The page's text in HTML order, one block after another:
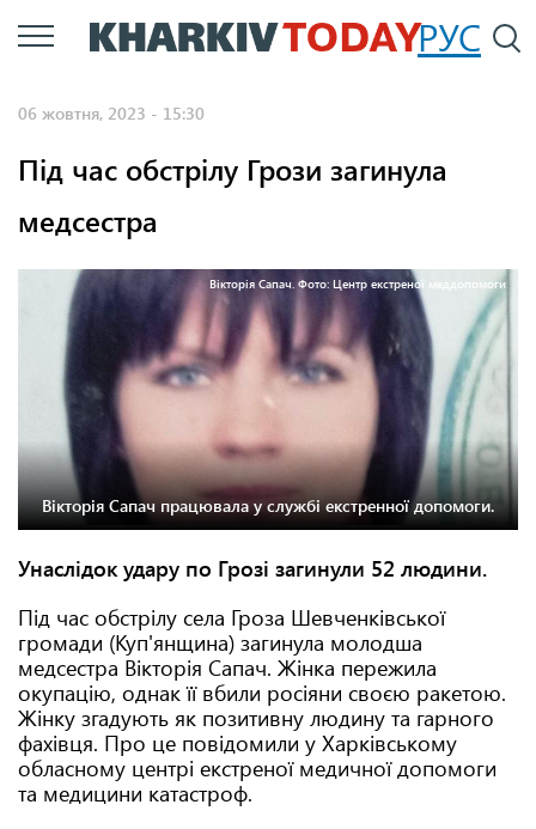
Перейти
до
РУС
06 жовтня, 2023 - 15:30
Під час обстрілу Грози загинула
медсестра
Вікторія Сапач. Фото: Центр екстреної меддопомоги
Вікторія Сапач працювала у службі екстренної допомоги.
Унаслідок удару по Грозі загинули 52 людини.
Під час обстрілу села Гроза Шевченківської
громади (Куп'янщина) загинула молодша
медсестра Вікторія Сапач. Жінка пережила
окупацію, однак її вбили росіяни своєю ракетою.
Жінку згадують як позитивну людину та гарного
фахівця. Про це повідомили у Харківському
обласному центрі екстреної медичної допомоги
та медицини катастроф.